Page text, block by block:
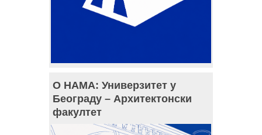
О НАМА: Универзитет у
Београду – Архитектонски
факултет